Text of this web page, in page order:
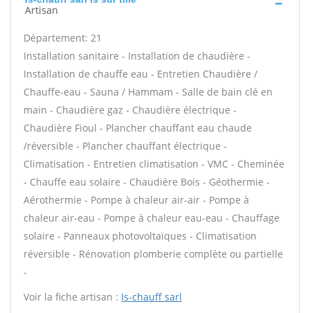
Artisan
Département: 21
Installation sanitaire - Installation de chaudière -
Installation de chauffe eau - Entretien Chaudière /
Chauffe-eau - Sauna / Hammam - Salle de bain clé en
main - Chaudière gaz - Chaudière électrique -
Chaudière Fioul - Plancher chauffant eau chaude
/réversible - Plancher chauffant électrique -
Climatisation - Entretien climatisation - VMC - Cheminée
- Chauffe eau solaire - Chaudière Bois - Géothermie -
Aérothermie - Pompe à chaleur air-air - Pompe à
chaleur air-eau - Pompe à chaleur eau-eau - Chauffage
solaire - Panneaux photovoltaïques - Climatisation
réversible - Rénovation plomberie complète ou partielle
-
Voir la fiche artisan : Is-chauff sarl